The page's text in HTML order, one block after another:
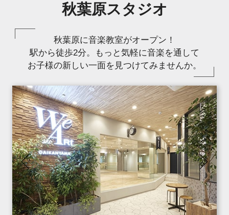
秋葉原スタジオ
秋葉原に音楽教室がオープン！
駅から徒歩2分。もっと気軽に音楽を通して
お子様の新しい一面を見つけてみませんか。